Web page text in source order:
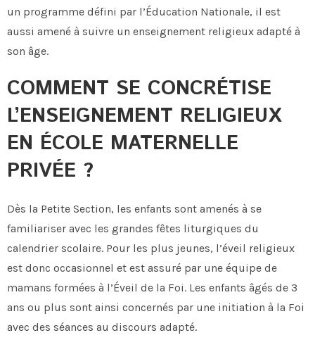
un programme défini par l’Éducation Nationale, il est
aussi amené à suivre un enseignement religieux adapté à
son âge.
COMMENT SE CONCRÉTISE
L’ENSEIGNEMENT RELIGIEUX
EN ÉCOLE MATERNELLE
PRIVÉE ?
Dès la Petite Section, les enfants sont amenés à se
familiariser avec les grandes fêtes liturgiques du
calendrier scolaire. Pour les plus jeunes, l’éveil religieux
est donc occasionnel et est assuré par une équipe de
mamans formées à l’Éveil de la Foi. Les enfants âgés de 3
ans ou plus sont ainsi concernés par une initiation à la Foi
avec des séances au discours adapté.